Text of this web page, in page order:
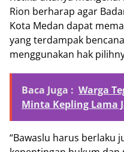
Rion berharap agar
Kota Medan dapat
yang terdampak
menggunakan hak
Baca Juga : Warga
Minta Kepling Lama
“Bawaslu harus berlaku